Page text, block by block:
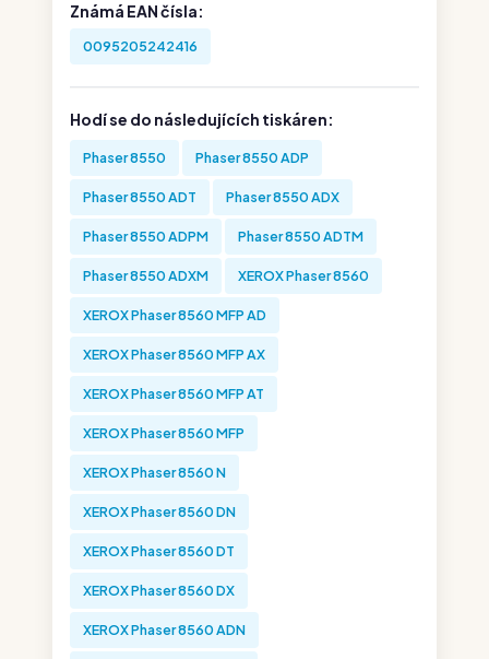
Známá EAN čísla:
0095205242416
Hodí se do následujících tiskáren:
Phaser 8550 Phaser 8550 ADP
Phaser 8550 ADT Phaser 8550 ADX
Phaser 8550 ADPM Phaser 8550 ADTM
Phaser 8550 ADXM XEROX Phaser 8560
XEROX Phaser 8560 MFP AD
XEROX Phaser 8560 MFP AX
XEROX Phaser 8560 MFP AT
XEROX Phaser 8560 MFP
XEROX Phaser 8560 N
XEROX Phaser 8560 DN
XEROX Phaser 8560 DT
XEROX Phaser 8560 DX
XEROX Phaser 8560 ADN